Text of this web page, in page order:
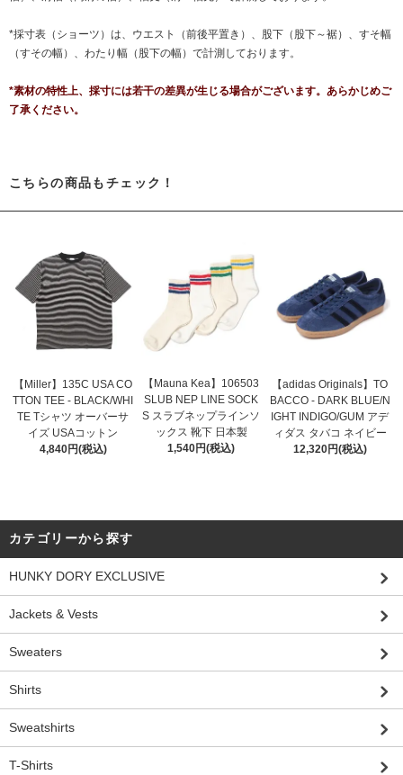
*採寸表（ショーツ）は、ウエスト（前後平置き）、股下（股下～裾）、すそ幅
（すその幅）、わたり幅（股下の幅）で計測しております。
*素材の特性上、採寸には若干の差異が生じる場合がございます。あらかじめご
了承ください。
こちらの商品もチェック！
【Miller】135C USA CO
TTON TEE - BLACK/WHI
TE Tシャツ オーバーサ
イズ USAコットン
4,840円(税込)
【Mauna Kea】106503
SLUB NEP LINE SOCK
S スラブネップラインソ
ックス 靴下 日本製
1,540円(税込)
【adidas Originals】TO
BACCO - DARK BLUE/N
IGHT INDIGO/GUM アデ
ィダス タバコ ネイビー
12,320円(税込)
カテゴリーから探す
HUNKY DORY EXCLUSIVE
Jackets & Vests
Sweaters
Shirts
Sweatshirts
T-Shirts